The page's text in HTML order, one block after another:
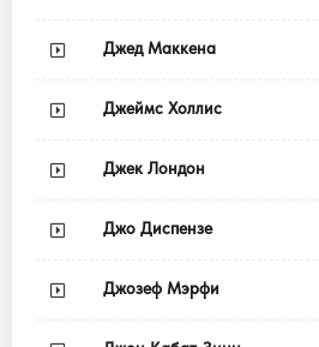
Джед Маккена
Джеймс Холлис
Джек Лондон
Джо Диспензе
Джозеф Мэрфи